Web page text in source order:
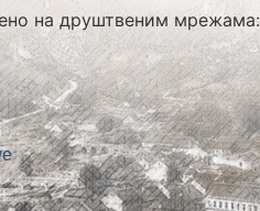
на друштвеним мрежама: